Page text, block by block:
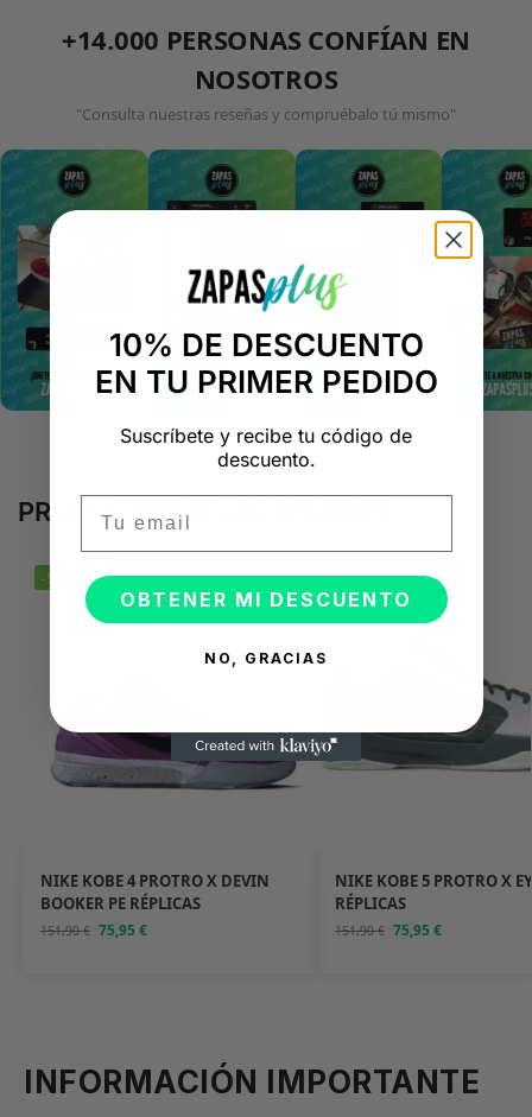
+14.000 PERSONAS CONFÍAN EN
NOSOTROS
"Consulta nuestras reseñas y compruébalo tú mismo"
PRODUCTOS RELACIONADOS
-50%
NIKE KOBE 4 PROTRO X DEVIN
BOOKER PE RÉPLICAS
151,90€ 75,95€
-50%
NIKE KOBE 5 PROTRO X
RÉPLICAS
151,90€ 75,95€
INFORMACIÓN IMPORTANTE
10% DE DESCUENTO
EN TU PRIMER PEDIDO
Suscríbete y recibe tu código de
descuento.
OBTENER MI DESCUENTO
NO, GRACIAS